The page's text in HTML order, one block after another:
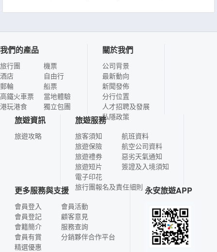
我們的產品
旅行團
酒店
郵輪
高鐵火車票
港玩港食
機票
自由行
船票
當地體驗
獨立包團
關於我們
公司背景
最新動向
新聞發佈
分行位置
人才招聘及發展
私隱政策
旅遊資訊
旅遊攻略
旅遊服務
旅客須知
旅遊保險
旅遊禮券
旅遊短片
電子印花
航班資料
航空公司資料
惡劣天氣通知
簽證及入境須知
旅行團報名及責任細則
更多服務與支援
會員登入
會員登記
會籍簡介
會員有賞
精選優惠
會員活動
顧客意見
服務查詢
分銷夥伴合作平台
永安旅遊APP